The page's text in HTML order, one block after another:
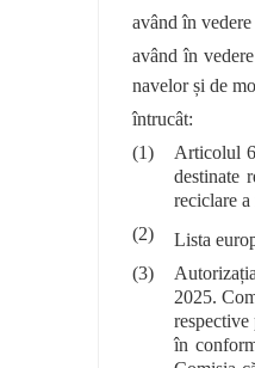
având în
având în
navelor și de
întrucât:
(1)
Articolul
destinate
reciclare
(2)
Lista
(3)
2025.
respective
în